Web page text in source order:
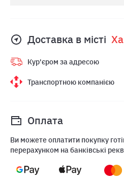
Доставка в місті
Кур'єром за адресою
Транспортною компанією
Оплата
Ви можете оплатити покупку
перерахунком на банківські